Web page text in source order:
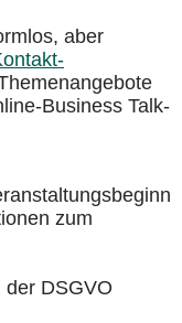
aber
Business Talk-
zum
der DSGVO